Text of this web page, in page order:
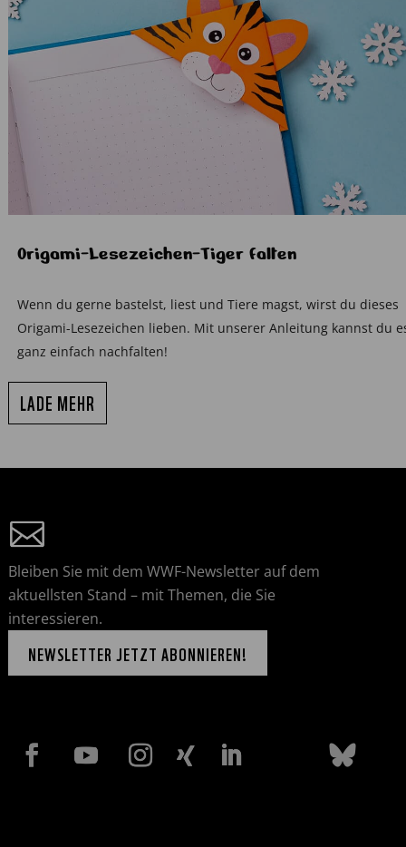
Origami-Lesezeichen-Tiger falten
Wenn du gerne bastelst, liest und Tiere magst, wirst du dieses
Origami-Lesezeichen lieben. Mit unserer Anleitung kannst du
ganz einfach nachfalten!
LADE MEHR
Bleiben Sie mit dem WWF-Newsletter auf dem
aktuellsten Stand – mit Themen, die Sie
interessieren.
NEWSLETTER JETZT ABONNIEREN!